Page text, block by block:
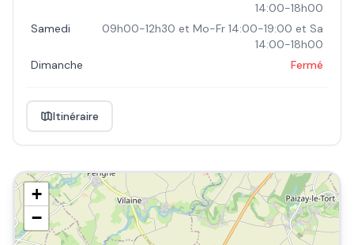
14:00-18h00
Samedi
09h00-12h30 et Mo-Fr 14:00-19:00 et Sa
14:00-18h00
Dimanche
Fermé
Itinéraire
+
−